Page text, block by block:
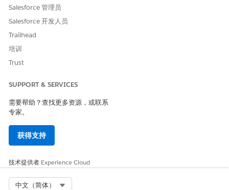
Salesforce 管理员
Salesforce 开发人员
Trailhead
培训
Trust
SUPPORT & SERVICES
需要帮助？查找更多资源，或联系
专家。
获得支持
技术提供者 Experience Cloud
中文（简体）